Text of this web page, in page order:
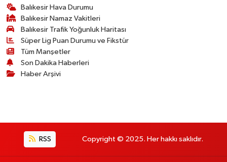
Balıkesir Hava Durumu
Balıkesir Namaz Vakitleri
Balıkesir Trafik Yoğunluk Haritası
Süper Lig Puan Durumu ve Fikstür
Tüm Manşetler
Son Dakika Haberleri
Haber Arşivi
RSS Copyright © 2025. Her hakkı saklıdır.